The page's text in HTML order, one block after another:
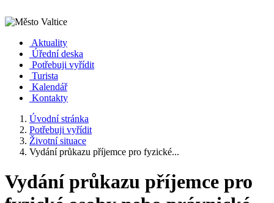
Aktuality
Úřední deska
Potřebuji vyřídit
Turista
Kalendář
Kontakty
Úvodní stránka
Potřebuji vyřídit
Životní situace
Vydání průkazu příjemce pro fyzické...
Vydání průkazu příjemce pro